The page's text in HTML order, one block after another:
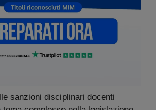
sanzioni disciplinari docenti